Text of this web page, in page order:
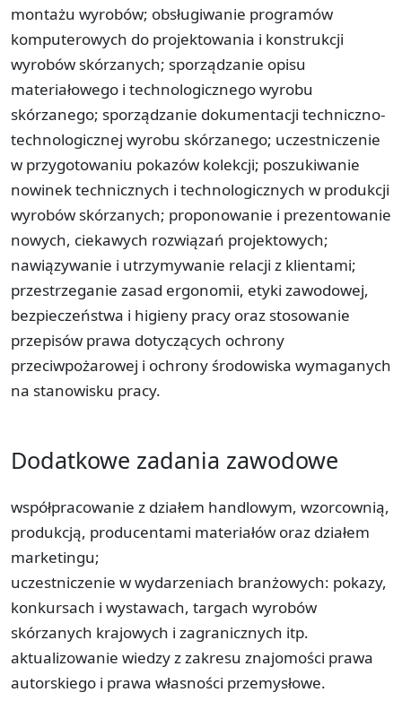
montażu wyrobów; obsługiwanie programów
komputerowych do projektowania i konstrukcji
wyrobów skórzanych; sporządzanie opisu
materiałowego i technologicznego wyrobu
skórzanego; sporządzanie dokumentacji techniczno-
technologicznej wyrobu skórzanego; uczestniczenie
w przygotowaniu pokazów kolekcji; poszukiwanie
nowinek technicznych i technologicznych w produkcji
wyrobów skórzanych; proponowanie i prezentowanie
nowych, ciekawych rozwiązań projektowych;
nawiązywanie i utrzymywanie relacji z klientami;
przestrzeganie zasad ergonomii, etyki zawodowej,
bezpieczeństwa i higieny pracy oraz stosowanie
przepisów prawa dotyczących ochrony
przeciwpożarowej i ochrony środowiska wymaganych
na stanowisku pracy.
Dodatkowe zadania zawodowe
współpracowanie z działem handlowym, wzorcownią,
produkcją, producentami materiałów oraz działem
marketingu;
uczestniczenie w wydarzeniach branżowych: pokazy,
konkursach i wystawach, targach wyrobów
skórzanych krajowych i zagranicznych itp.
aktualizowanie wiedzy z zakresu znajomości prawa
autorskiego i prawa własności przemysłowe.